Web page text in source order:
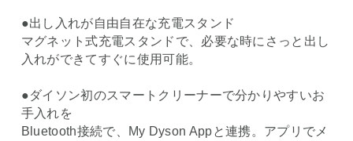
●出し入れが自由自在な充電スタンド
マグネット式充電スタンドで、必要な時にさっと出し
入れができてすぐに使用可能。
●ダイソン初のスマートクリーナーで分かりやすいお
手入れを
Bluetooth接続で、My Dyson Appと連携。アプリでメ